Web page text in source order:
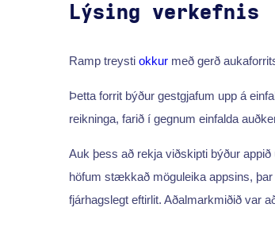
Lýsing verkefnis
Ramp treysti okkurmeð gerð
Þetta forrit býður gestgjafum upp á
reikninga, farið í gegnum einfalda
Auk þess að rekja viðskipti býður
höfum stækkað möguleika appsins,
fjárhagslegt eftirlit. Aðalmarkmiðið var